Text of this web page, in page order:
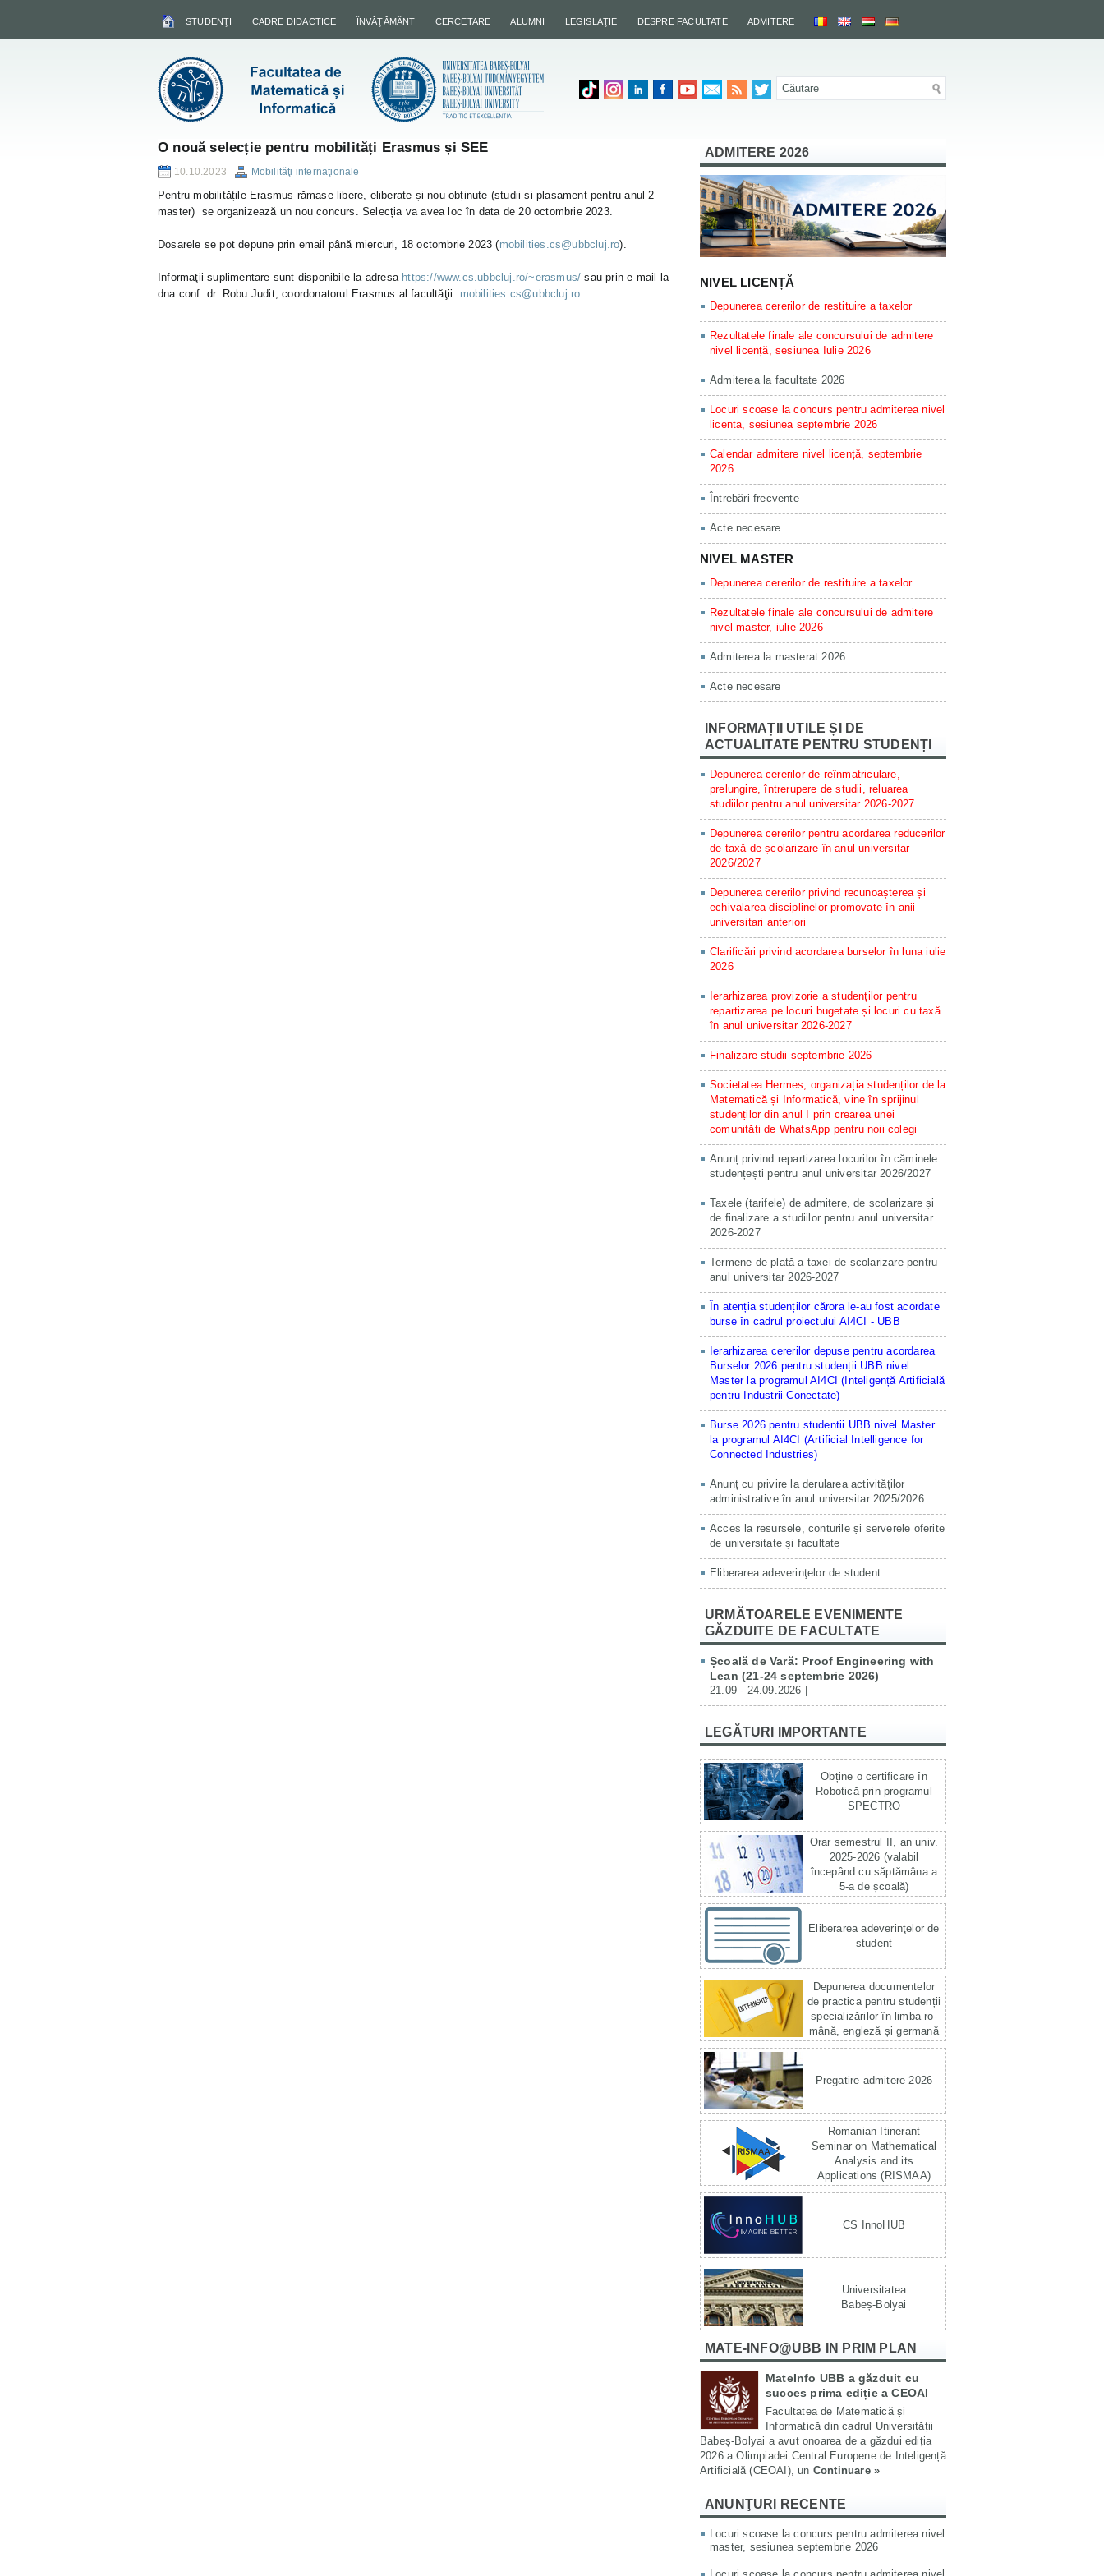
STUDENŢI CADRE DIDACTICE ÎNVĂŢĂMÂNT CERCETARE ALUMNI LEGISLAŢIE DESPRE FACULTATE ADMITERE
O nouă selecție pentru mobilități Erasmus și SEE
10.10.2023 Mobilităţi internaţionale
Pentru mobilitățile Erasmus rămase libere, eliberate și nou obținute (studii si plasament pentru anul 2
master) se organizează un nou concurs. Selecția va avea loc în data de 20 octombrie 2023.
Dosarele se pot depune prin email până miercuri, 18 octombrie 2023 (mobilities.cs@ubbcluj.ro).
Informaţii suplimentare sunt disponibile la adresa https://www.cs.ubbcluj.ro/~erasmus/ sau prin e-mail la
dna conf. dr. Robu Judit, coordonatorul Erasmus al facultăţii: mobilities.cs@ubbcluj.ro.
ADMITERE 2026
NIVEL LICENȚĂ
Depunerea cererilor de restituire a taxelor
Rezultatele finale ale concursului de admitere
nivel licență, sesiunea Iulie 2026
Admiterea la facultate 2026
Locuri scoase la concurs pentru admiterea nivel
licenta, sesiunea septembrie 2026
Calendar admitere nivel licență, septembrie
2026
Întrebări frecvente
Acte necesare
NIVEL MASTER
Depunerea cererilor de restituire a taxelor
Rezultatele finale ale concursului de admitere
nivel master, iulie 2026
Admiterea la masterat 2026
Acte necesare
INFORMAȚII UTILE ȘI DE
ACTUALITATE PENTRU STUDENȚI
Depunerea cererilor de reînmatriculare,
prelungire, întrerupere de studii, reluarea
studiilor pentru anul universitar 2026-2027
Depunerea cererilor pentru acordarea reducerilor
de taxă de școlarizare în anul universitar
2026/2027
Depunerea cererilor privind recunoașterea și
echivalarea disciplinelor promovate în anii
universitari anteriori
Clarificări privind acordarea burselor în luna iulie
2026
Ierarhizarea provizorie a studenților pentru
repartizarea pe locuri bugetate și locuri cu taxă
în anul universitar 2026-2027
Finalizare studii septembrie 2026
Societatea Hermes, organizația studenților de la
Matematică și Informatică, vine în sprijinul
studenților din anul I prin crearea unei
comunități de WhatsApp pentru noii colegi
Anunț privind repartizarea locurilor în căminele
studențești pentru anul universitar 2026/2027
Taxele (tarifele) de admitere, de școlarizare și
de finalizare a studiilor pentru anul universitar
2026-2027
Termene de plată a taxei de școlarizare pentru
anul universitar 2026-2027
În atenția studenților cărora le-au fost acordate
burse în cadrul proiectului AI4CI - UBB
Ierarhizarea cererilor depuse pentru acordarea
Burselor 2026 pentru studenții UBB nivel
Master la programul AI4CI (Inteligență Artificială
pentru Industrii Conectate)
Burse 2026 pentru studentii UBB nivel Master
la programul AI4CI (Artificial Intelligence for
Connected Industries)
Anunț cu privire la derularea activităților
administrative în anul universitar 2025/2026
Acces la resursele, conturile și serverele oferite
de universitate și facultate
Eliberarea adeverinţelor de student
URMĂTOARELE EVENIMENTE
GĂZDUITE DE FACULTATE
Școală de Vară: Proof Engineering with
Lean (21-24 septembrie 2026)
21.09 - 24.09.2026 |
LEGĂTURI IMPORTANTE
Obține o certificare în
Robotică prin programul
SPECTRO
Orar semestrul II, an univ.
2025-2026 (valabil
începând cu săptămâna a
5-a de școală)
Eliberarea adeverinţelor de
student
Depunerea documentelor
de practica pentru studenții
specializărilor în limba ro­
mână, engleză și germană
Pregatire admitere 2026
Romanian Itinerant
Seminar on Mathematical
Analysis and its
Applications (RISMAA)
CS InnoHUB
Universitatea
Babeș-Bolyai
MATE-INFO@UBB IN PRIM PLAN
MateInfo UBB a găzduit cu
succes prima ediție a CEOAI
Facultatea de Matematică și
Informatică din cadrul Universității
Babeș-Bolyai a avut onoarea de a găzdui ediția
2026 a Olimpiadei Central Europene de Inteligență
Artificială (CEOAI), un Continuare »
ANUNŢURI RECENTE
Locuri scoase la concurs pentru admiterea nivel
master, sesiunea septembrie 2026